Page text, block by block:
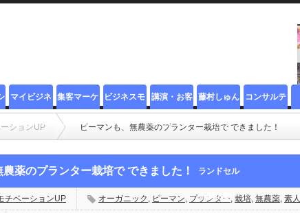
マイビジネ
ス集客法
集客マーケ
ティング
ビジネスモ
デル
講演・お客
様の声・社
藤村しゅん
【著者
ランドセル
寄贈活動】
コンサルテ
ィング・教
ションUP ピーマンも、無農薬のプランター栽培で できました！
農薬のプランター栽培で できました！
チベーションUP オーガニック , ピーマン, プランター, 栽培, 無農薬, 素人